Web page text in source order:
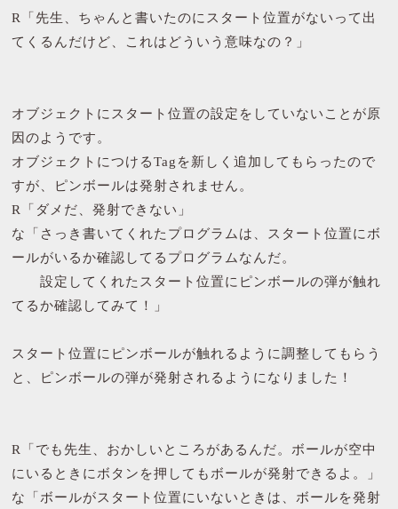
R「先生、ちゃんと書いたのにスタート位置がないって出
てくるんだけど、これはどういう意味なの？」
オブジェクトにスタート位置の設定をしていないことが原
因のようです。
オブジェクトにつけるTagを新しく追加してもらったので
すが、ピンボールは発射されません。
R「ダメだ、発射できない」
な「さっき書いてくれたプログラムは、スタート位置にボ
ールがいるか確認してるプログラムなんだ。
設定してくれたスタート位置にピンボールの弾が触れ
てるか確認してみて！」
スタート位置にピンボールが触れるように調整してもらう
と、ピンボールの弾が発射されるようになりました！
R「でも先生、おかしいところがあるんだ。ボールが空中
にいるときにボタンを押してもボールが発射できるよ。」
な「ボールがスタート位置にいないときは、ボールを発射